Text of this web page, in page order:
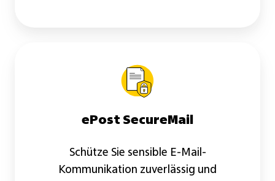
ePost SecureMail
Schütze Sie sensible E-Mail-
Kommunikation zuverlässig und
SecureMail